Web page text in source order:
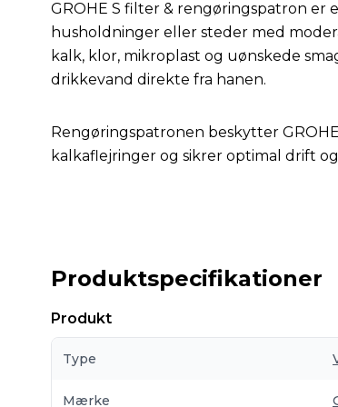
GROHE S filter & rengøringspatron er
husholdninger eller steder med
kalk, klor, mikroplast og uønskede
drikkevand direkte fra hanen.
Rengøringspatronen beskytter
kalkaflejringer og sikrer optimal drift
Produktspecifikationer
Produkt
Type
Mærke